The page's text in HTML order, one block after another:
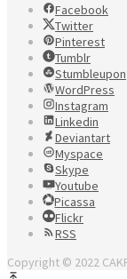
Facebook
Twitter
Pinterest
Tumblr
Stumbleupon
WordPress
Instagram
Linkedin
Deviantart
Myspace
Skype
Youtube
Picassa
Flickr
RSS
Copyright © 2022